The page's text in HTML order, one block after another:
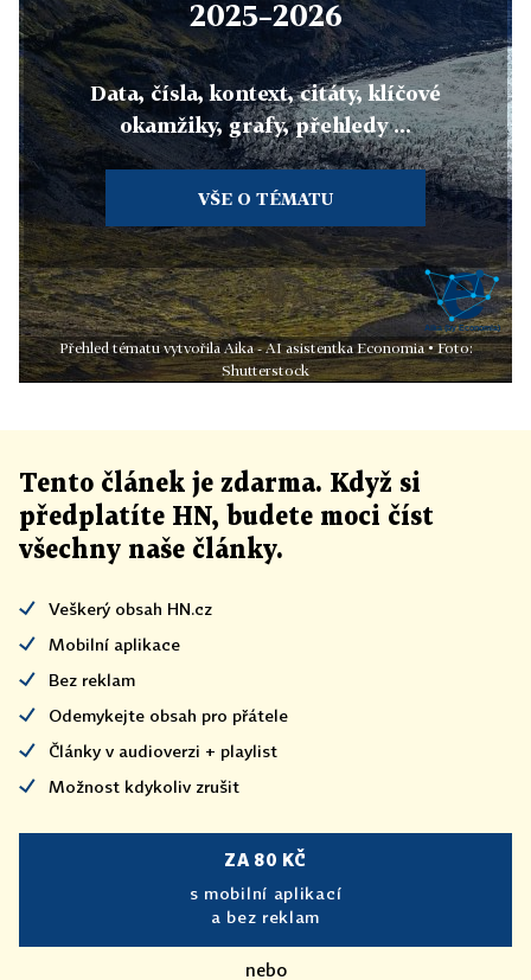
2025–2026
Data, čísla, kontext, citáty, klíčové
okamžiky, grafy, přehledy ...
VŠE O TÉMATU
Přehled tématu vytvořila Aika - AI asistentka Economia • Foto:
Shutterstock
Tento článek je zdarma. Když si
předplatíte HN, budete moci číst
všechny naše články.
Veškerý obsah HN.cz
Mobilní aplikace
Bez reklam
Odemykejte obsah pro přátele
Články v audioverzi + playlist
Možnost kdykoliv zrušit
ZA 80 KČ
s mobilní aplikací
a bez reklam
nebo